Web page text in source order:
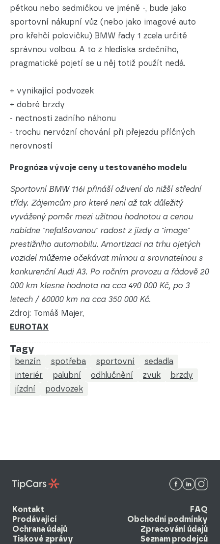
pětkou nebo sedmičkou ve jméně -, bude jako
sportovní nákupní vůz (nebo jako imagové auto
pro křehčí polovičku) BMW řady 1 zcela určitě
správnou volbou. A to z hlediska srdečního,
pragmatické pojetí se u něj totiž použít nedá.
+ vynikající podvozek
+ dobré brzdy
- nectnosti zadního náhonu
- trochu nervózní chování při přejezdu příčných
nerovností
Prognóza vývoje ceny u testovaného modelu
Sportovní BMW 116i přináší oživení do nižší střední
třídy. Zájemcům pro které není až tak důležitý
vyvážený poměr mezi užitnou hodnotou a cenou
nabídne "nefalšovanou" radost z jízdy a "image"
prestižního automobilu. Amortizaci na trhu ojetých
vozidel můžeme očekávat mírnou a srovnatelnou s
konkurenční Audi A3. Po ročním provozu a řádově 20
000 km klesne hodnota na cca 490 000 Kč, po 3
letech / 60000 km na cca 350 000 Kč.
Zdroj: Tomáš Majer,
EUROTAX
Tagy
benzín spotřeba sportovní
sedadla
interiér
palubní odhlučnění zvuk
brzdy
jízdní
podvozek
Kontakt
FAQ
Prodávající
Obchodní podmínky
Ochrana údajů
Zpracování údajů
Tiskové zprávy
Seznam prodejců